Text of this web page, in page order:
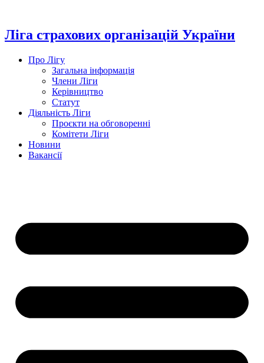
вмісту
Ліга страхових організацій України
Про Лігу
Загальна інформація
Члени Ліги
Керівництво
Статут
Діяльність Ліги
Проєкти на обговоренні
Комітети Ліги
Новини
Вакансії